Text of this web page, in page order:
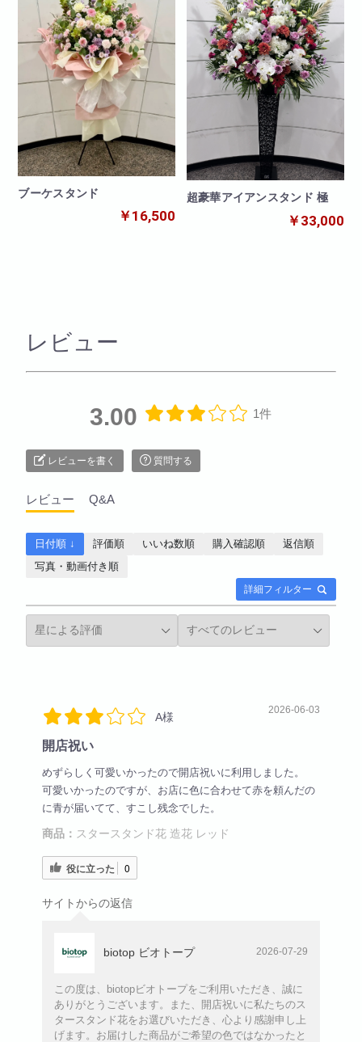
ブーケスタンド
￥16,500
超豪華アイアンスタンド 極
￥33,000
レビュー
3.00 1件
レビューを書く 質問する
レビュー Q&A
詳細フィルター
日付順 ↓ 評価順 いいね数順 購入確認順
返信順
写真・動画付き順
A様
2026-06-03
開店祝い
めずらしく可愛いかったので開店祝いに利用しました。
可愛いかったのですが、お店に色に合わせて赤を頼んだの
に青が届いてて、すこし残念でした。
商品： スタースタンド花 造花 レッド
役に立った 0
サイトからの返信
biotop ビオトープ 2026-07-29
この度は、biotopビオトープをご利用いただき、誠に
ありがとうございます。また、開店祝いに私たちのス
タースタンド花をお選びいただき、心より感謝申し上
げます。お届けした商品がご希望の色ではなかったと